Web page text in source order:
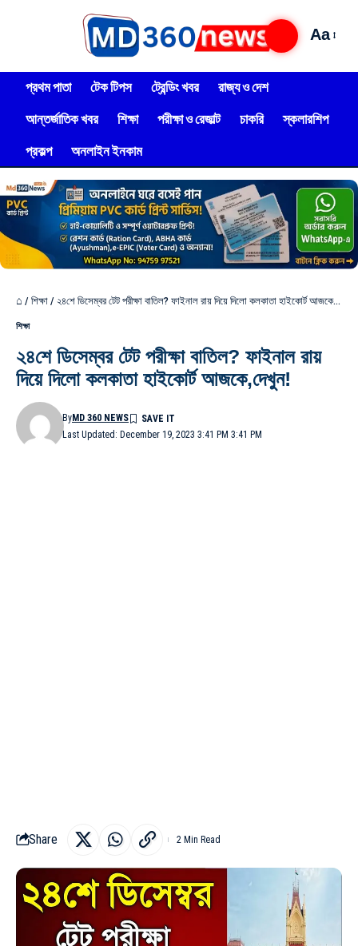
Aa
প্রথম পাতা টেক টিপস ট্রেন্ডিং খবর
রাজ্য ও দেশ
আন্তর্জাতিক খবর
শিক্ষা পরীক্ষা ও রেজাল্ট চাকরি
স্কলারশিপ
প্রকল্প
অনলাইন ইনকাম
⌂ / শিক্ষা / ২৪শে ডিসেম্বর টেট পরীক্ষা বাতিল? ফাইনাল রায় দিয়ে দিলো কলকাতা হাইকোর্ট আজকে,দেখুন!
শিক্ষা
২৪শে ডিসেম্বর টেট পরীক্ষা বাতিল? ফাইনাল রায়
দিয়ে দিলো কলকাতা হাইকোর্ট আজকে,দেখুন!
Last Updated: December 19, 2023 3:41 PM 3:41 PM
ByMD 360 NEWS
Share 2 Min Read